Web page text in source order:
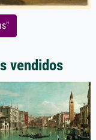
vendidos